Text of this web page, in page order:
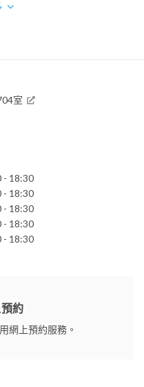
室
- 18:30
- 18:30
- 18:30
- 18:30
- 18:30
約
網上預約服務。